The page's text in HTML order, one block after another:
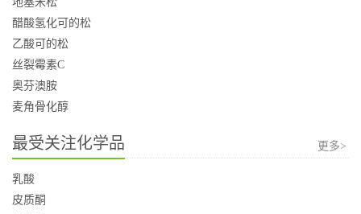
醋酸氢化可的松
乙酸可的松
丝裂霉素C
奥芬澳胺
麦角骨化醇
最受关注化学品 更多>
乳酸
皮质酮